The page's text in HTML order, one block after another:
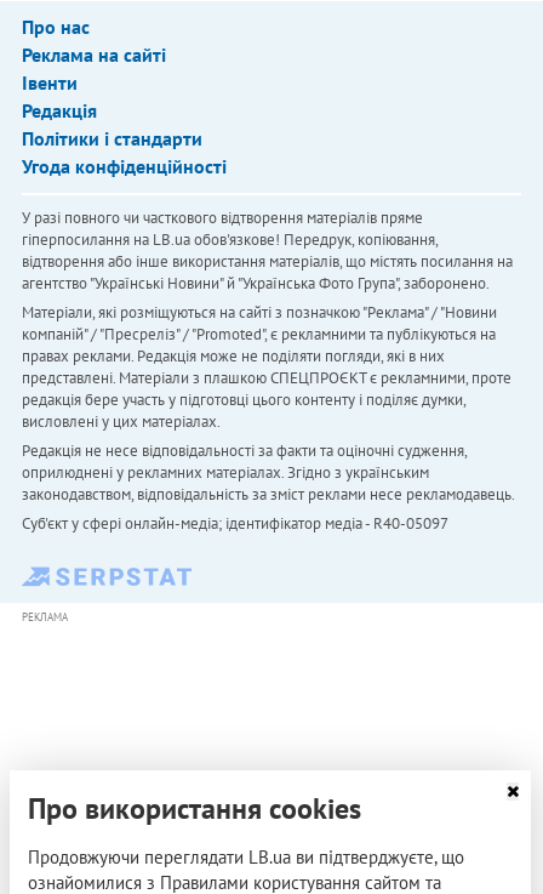
Про нас
Реклама на сайті
Івенти
Редакція
Політики і стандарти
Угода конфіденційності
У разі повного чи часткового відтворення матеріалів пряме
гіперпосилання на LB.ua обов'язкове! Передрук, копіювання,
відтворення або інше використання матеріалів, що містять посилання на
агентство "Українськi Новини" й "Українська Фото Група", заборонено.
Матеріали, які розміщуються на сайті з позначкою "Реклама" / "Новини
компаній" / "Пресреліз" / "Promoted", є рекламними та публікуються на
правах реклами. Редакція може не поділяти погляди, які в них
представлені. Матеріали з плашкою СПЕЦПРОЄКТ є рекламними, проте
редакція бере участь у підготовці цього контенту і поділяє думки,
висловлені у цих матеріалах.
Редакція не несе відповідальності за факти та оціночні судження,
оприлюднені у рекламних матеріалах. Згідно з українським
законодавством, відповідальність за зміст реклами несе рекламодавець.
Cуб'єкт у сфері онлайн-медіа; ідентифікатор медіа - R40-05097
РЕКЛАМА
Про використання cookies
Продовжуючи переглядати LB.ua ви підтверджуєте, що
ознайомилися з Правилами користування сайтом та